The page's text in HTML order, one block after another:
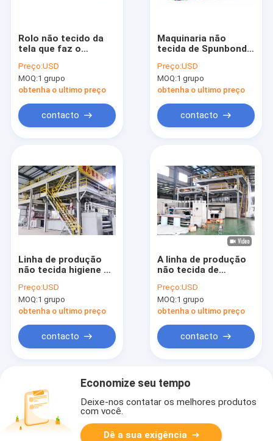
Rolo não tecido da
tela que faz o
manufatura de
Spunbond do
polipropileno da
Preço:USD
MOQ:1 grupo
obtenha o ultimo preço
contacto
Maquinaria não
tecida de Spunbond
2400MM única S
Spunbond
Preço:USD
MOQ:1 grupo
obtenha o ultimo preço
contacto
Linha de produção
não tecida higiene de
maquinaria de
Spunbond do único
feixe do tecido do
Preço:USD
MOQ:1 grupo
obtenha o ultimo preço
contacto
A linha de produção
não tecida de
Spunbond derrete
pano fundido que faz
a máquina
Preço:USD
MOQ:1 grupo
obtenha o ultimo preço
contacto
Economize seu tempo
Deixe-nos contatar os melhores produtos
com você.
Dê a sua exigência